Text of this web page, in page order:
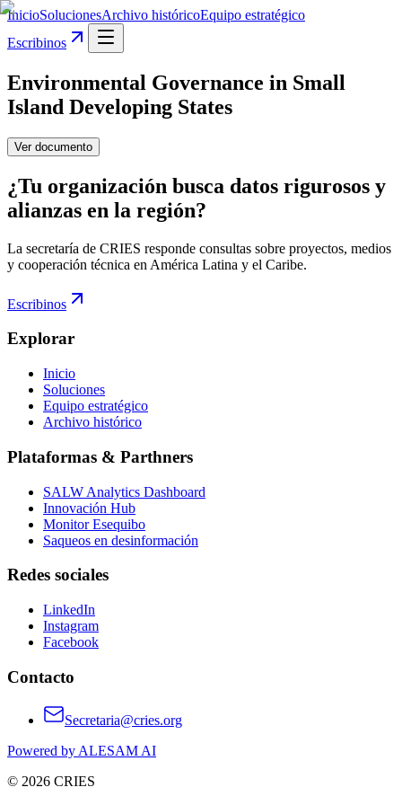
InicioSolucionesArchivo históricoEquipo estratégico
Escribinos
Environmental Governance in Small
Island Developing States
Ver documento
¿Tu organización busca datos rigurosos y
alianzas en la región?
La secretaría de CRIES responde consultas sobre proyectos, medios
y cooperación técnica en América Latina y el Caribe.
Escribinos
Explorar
Inicio
Soluciones
Equipo estratégico
Archivo histórico
Plataformas & Parthners
SALW Analytics Dashboard
Innovación Hub
Monitor Esequibo
Saqueos en desinformación
Redes sociales
LinkedIn
Instagram
Facebook
Contacto
Secretaria@cries.org
Powered by ALESAM AI
© 2026 CRIES